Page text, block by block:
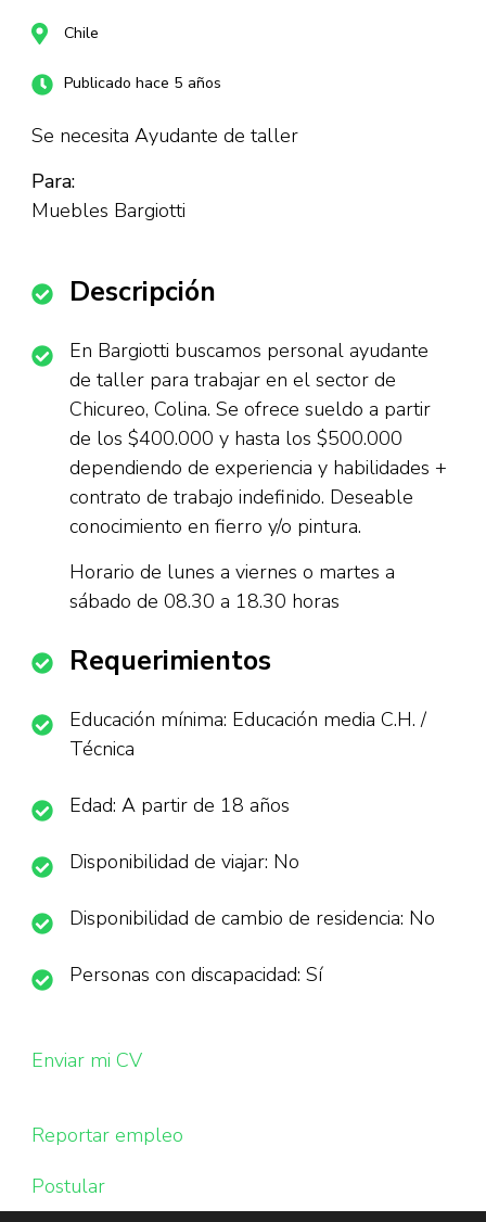
Chile
Publicado hace 5 años
Se necesita Ayudante de taller
Para:
Muebles Bargiotti
Descripción
En Bargiotti buscamos personal ayudante
de taller para trabajar en el sector de
Chicureo, Colina. Se ofrece sueldo a partir
de los $400.000 y hasta los $500.000
dependiendo de experiencia y habilidades +
contrato de trabajo indefinido. Deseable
conocimiento en fierro y/o pintura.
Horario de lunes a viernes o martes a
sábado de 08.30 a 18.30 horas
Requerimientos
Educación mínima: Educación media C.H. /
Técnica
Edad: A partir de 18 años
Disponibilidad de viajar: No
Disponibilidad de cambio de residencia: No
Personas con discapacidad: Sí
Enviar mi CV
Reportar empleo
Postular